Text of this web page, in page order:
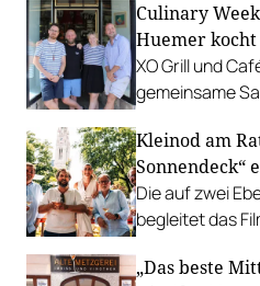
Gastgarten.
Culinary
Huemer
XO Grill und
gemeinsame
Richard Rauch
u.v.m.
Kleinod am
Sonnendeck“
Die auf zwei
begleitet das
mit Cocktails,
„Das beste